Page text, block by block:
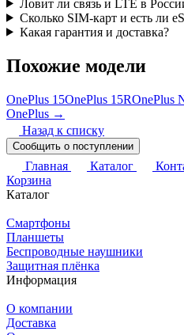
Ловит ли связь и LTE в
Сколько SIM-карт и есть ли
Какая гарантия и доставка?
Похожие модели
OnePlus 15OnePlus 15ROnePlus
OnePlus →
Назад к списку
Сообщить о поступлении
Главная Каталог
Корзина
Каталог
Смартфоны
Планшеты
Беспроводные наушники
Защитная плёнка
Информация
О компании
Доставка